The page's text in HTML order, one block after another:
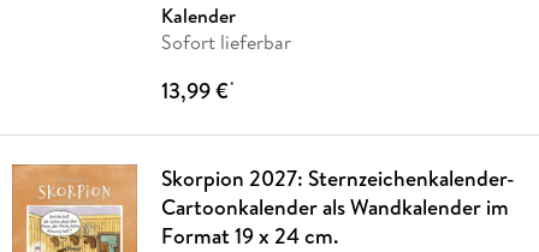
Kalender
Sofort lieferbar
13,99 €*
Skorpion 2027: Sternzeichenkalender-
Cartoonkalender als Wandkalender im
Format 19 x 24 cm.